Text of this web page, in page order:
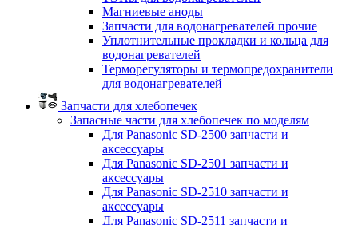
Магниевые аноды
Запчасти для водонагревателей прочие
Уплотнительные прокладки и кольца для
водонагревателей
Терморегуляторы и термопредохранители
для водонагревателей
Запчасти для хлебопечек
Запасные части для хлебопечек по моделям
Для Panasonic SD-2500 запчасти и
аксессуары
Для Panasonic SD-2501 запчасти и
аксессуары
Для Panasonic SD-2510 запчасти и
аксессуары
Для Panasonic SD-2511 запчасти и